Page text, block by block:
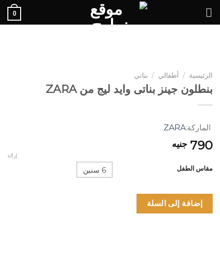
0
الرئيسية / أطفالي / بناتي
بنطلون جينز بناتى وايد ليج من ZARA
الماركة:ZARA
790 جنيه
مقاس الطفل 6 سنين
إزالة
إضافة إلى السلة